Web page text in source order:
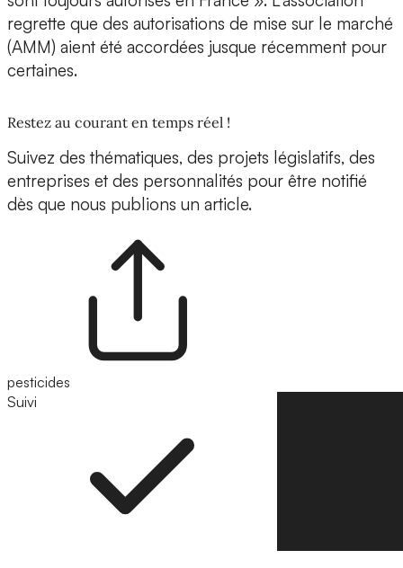
regrette que des autorisations de mise sur le marché
(AMM) aient été accordées jusque récemment pour
certaines.
Restez au courant en temps réel !
Suivez des thématiques, des projets législatifs, des
entreprises et des personnalités pour être notifié
dès que nous publions un article.
pesticides
Suivi